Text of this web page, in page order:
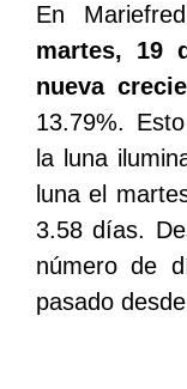
En
martes, 19
nueva
13.79%.
la luna
luna el
3.58 días.
número de
pasado